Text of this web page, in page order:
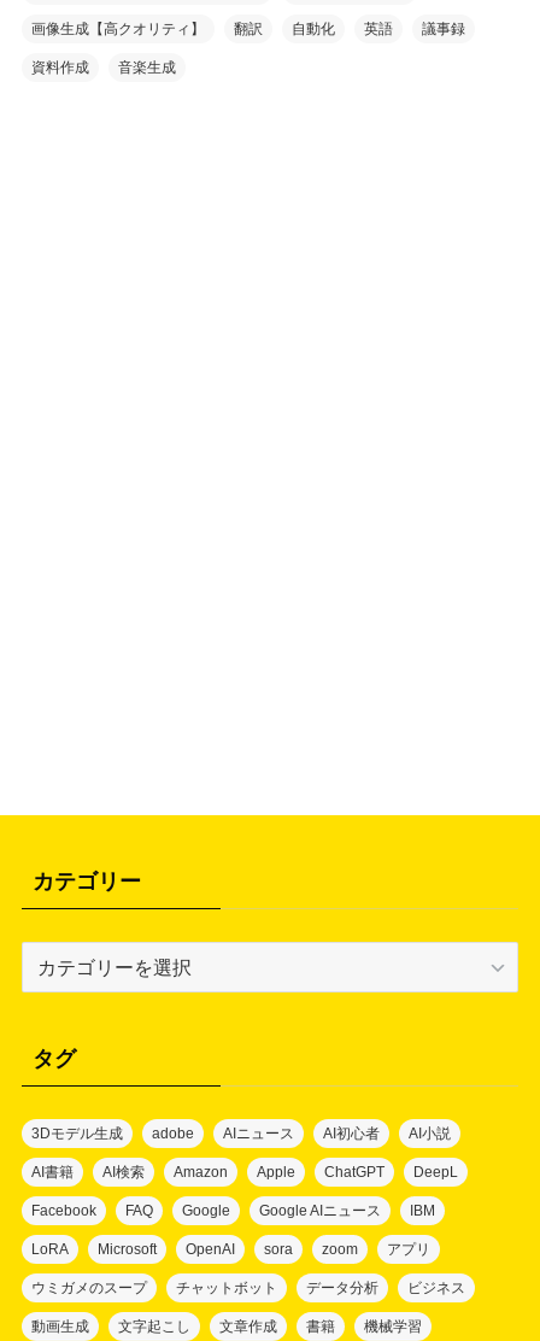
画像生成【高クオリティ】 翻訳 自動化 英語 議事録
資料作成 音楽生成
カテゴリー
テ
ー
タグ
3Dモデル生成 adobe AIニュース AI初心者 AI小説
AI書籍 AI検索 Amazon Apple ChatGPT DeepL
Facebook FAQ Google Google AIニュース IBM
LoRA Microsoft OpenAI sora zoom アプリ
ウミガメのスープ チャットボット データ分析 ビジネス
動画生成 文字起こし 文章作成 書籍 機械学習